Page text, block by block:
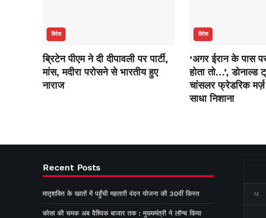
विदेश
ब्रिटेन पीएम ने दी दीपावली पर पार्टी,
मांस, मदीरा परोसने से भारतीय हुए
नाराज
विदेश
‘अगर ईरान के पास
होता तो…’, डोनाल्ड
चांसलर फ्रेडरिक
साधा निशाना
Recent Posts
मातृशक्ति के खातों में पहुँची महतारी वंदन योजना की 30वीं किस्त
कोसा की चमक अब वैश्विक बाजार तक : मुख्यमंत्री ने लॉन्च किया
M